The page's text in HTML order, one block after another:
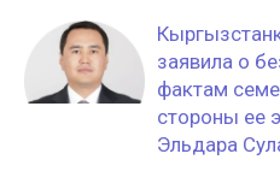
заявила о
фактам
стороны ее
Эльдара